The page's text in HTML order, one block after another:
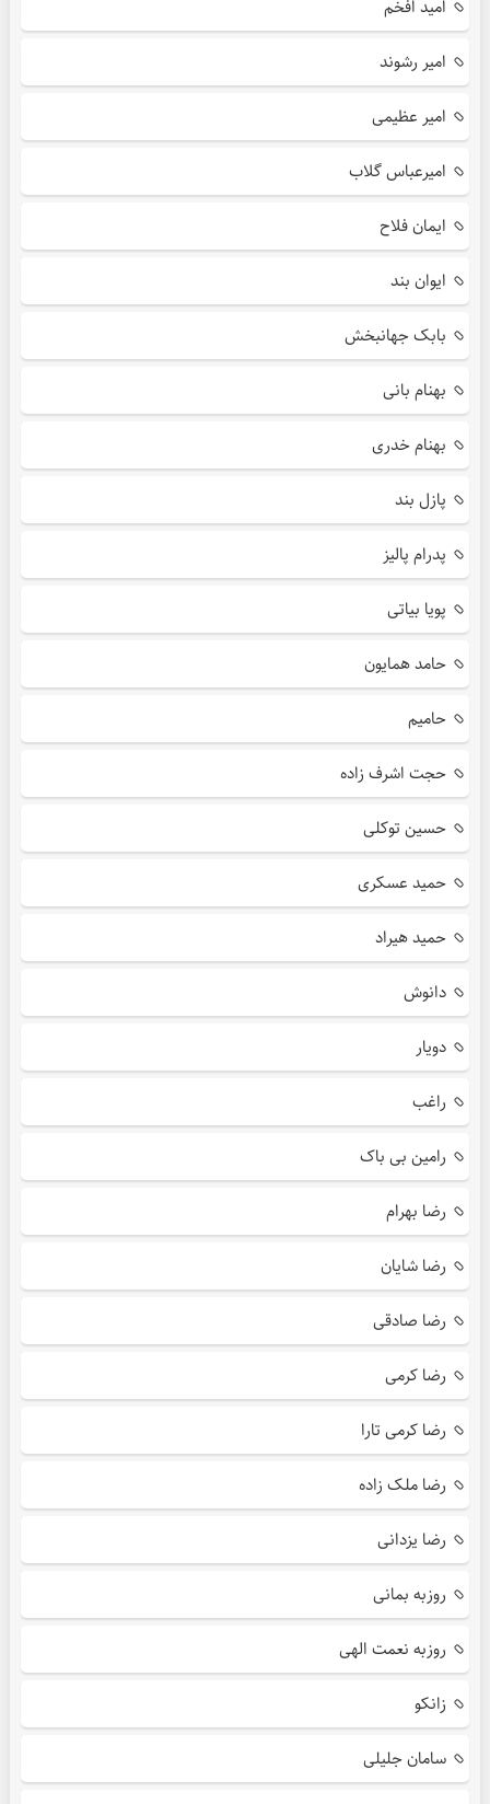
امید افخم
امیر رشوند
امیر عظیمی
امیرعباس گلاب
ایمان فلاح
ایوان بند
بابک جهانبخش
بهنام بانی
بهنام خدری
پازل بند
پدرام پالیز
پویا بیاتی
حامد همایون
حامیم
حجت اشرف زاده
حسین توکلی
حمید عسکری
حمید هیراد
دانوش
دویار
راغب
رامین بی باک
رضا بهرام
رضا شایان
رضا صادقی
رضا کرمی
رضا کرمی تارا
رضا ملک زاده
رضا یزدانی
روزبه بمانی
روزبه نعمت الهی
زانکو
سامان جلیلی